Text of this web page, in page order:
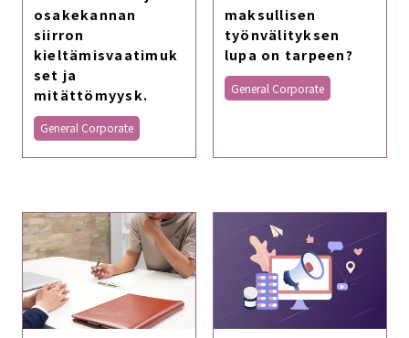
osakekannan
siirron
kieltämisvaatimuk
set ja
mitättömyysk.
General Corporate
maksullisen
työnvälityksen
lupa on tarpeen?
General Corporate